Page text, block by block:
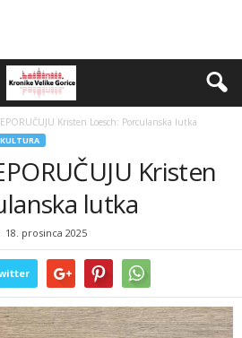
Kristen Loesch: Porculanska lutka
KULTURA
Kristen
lutka
18. prosinca 2025